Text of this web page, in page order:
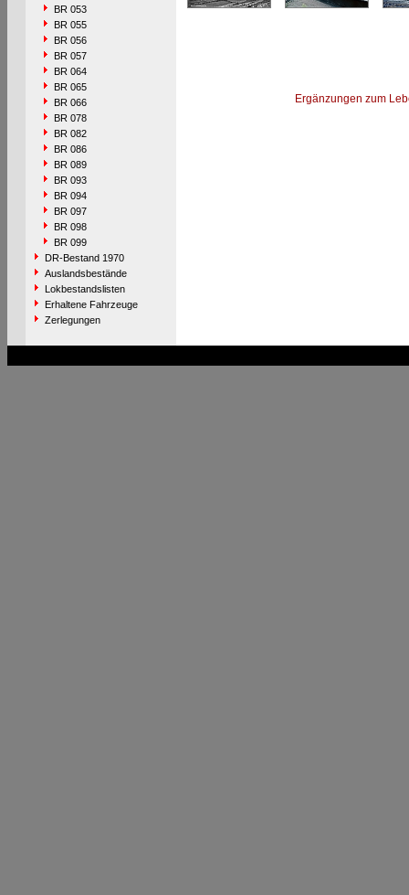
BR 053
BR 055
BR 056
BR 057
BR 064
BR 065
BR 066
BR 078
BR 082
BR 086
BR 089
BR 093
BR 094
BR 097
BR 098
BR 099
DR-Bestand 1970
Auslandsbestände
Lokbestandslisten
Erhaltene Fahrzeuge
Zerlegungen
Ergänzungen zum